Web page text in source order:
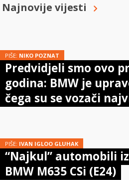
Najnovije vijesti
PIŠE: NIKO POZNAT
Predvidjeli smo ovo
godina: BMW je
čega su se vozači
PIŠE: IVAN IGLOO GLUHAK
“Najkul” automobili
BMW M635 CSi (E24)